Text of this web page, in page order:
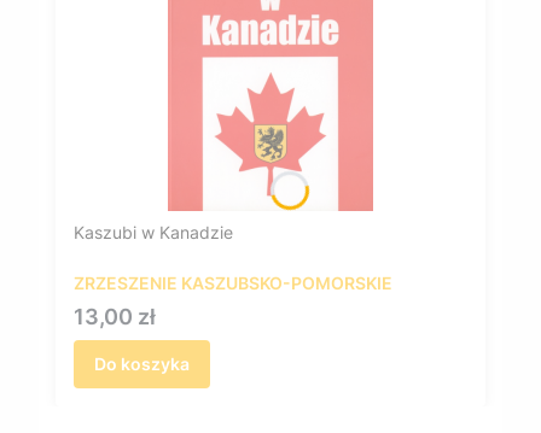
Kaszubi w Kanadzie
ZRZESZENIE KASZUBSKO-POMORSKIE
Cena
13,00 zł
Do koszyka